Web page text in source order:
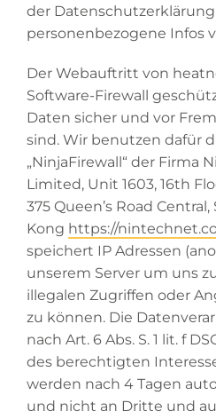
der
personenbezogene Infos
Der Webauftritt von
Software-Firewall
Daten sicher und vor
sind. Wir benutzen dafür
„NinjaFirewall“ der Firma
Limited, Unit 1603, 16th
375 Queen’s Road
Kong https://
speichert IP Adressen
unserem Server um uns
illegalen Zugriffen oder
zu können. Die
nach Art. 6 Abs. S. 1 lit. f
des berechtigten
werden nach 4 Tagen
und nicht an Dritte und